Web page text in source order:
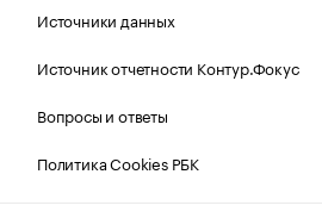
Источники данных
Источник отчетности Контур.Фокус
Вопросы и ответы
Политика Cookies РБК